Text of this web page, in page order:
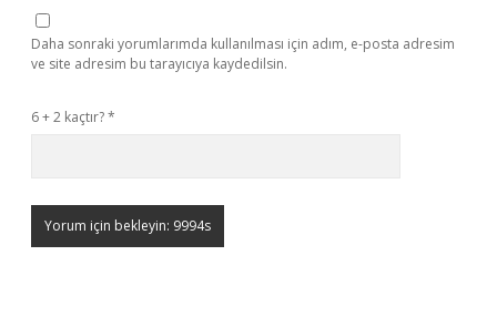
Daha sonraki yorumlarımda kullanılması için adım, e-posta adresim
ve site adresim bu tarayıcıya kaydedilsin.
6 + 2 kaçtır?*